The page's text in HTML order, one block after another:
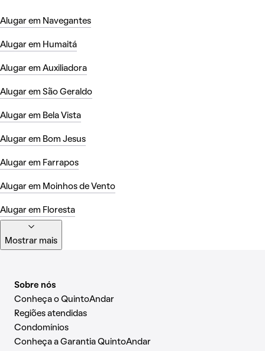
Alugar em Navegantes
Alugar em Humaitá
Alugar em Auxiliadora
Alugar em São Geraldo
Alugar em Bela Vista
Alugar em Bom Jesus
Alugar em Farrapos
Alugar em Moinhos de Vento
Alugar em Floresta
Mostrar mais
Sobre nós
Conheça o QuintoAndar
Regiões atendidas
Condomínios
Conheça a Garantia QuintoAndar